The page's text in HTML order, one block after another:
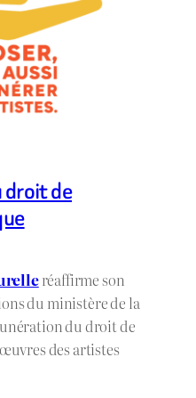
droit de
réaffirme son
du ministère de la
du droit de
des artistes